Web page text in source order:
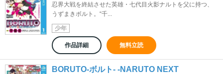
忍界大戦を終結させた英雄・七代目火影ナルトを父に持つ、
うずまきボルト。“千...
少年
作品詳細 無料立読
BORUTO-ボルト- -NARUTO NEXT